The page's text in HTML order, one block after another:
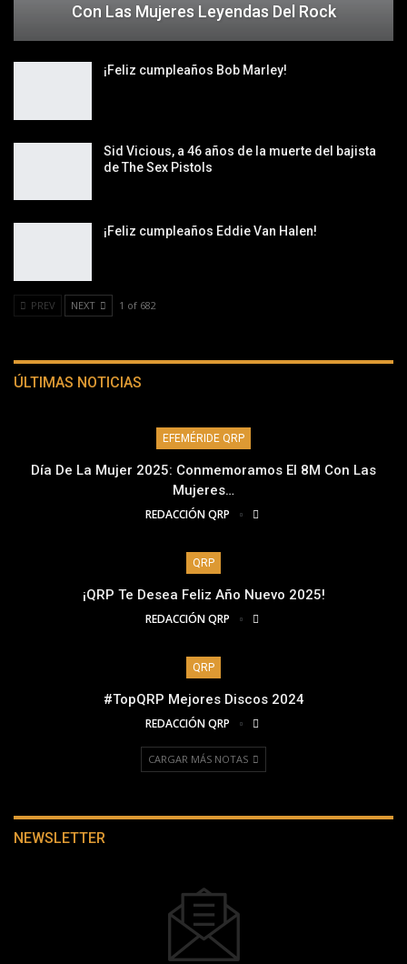
Con Las Mujeres Leyendas Del Rock
¡Feliz cumpleaños Bob Marley!
Sid Vicious, a 46 años de la muerte del bajista
de The Sex Pistols
¡Feliz cumpleaños Eddie Van Halen!
PREV NEXT 1 of 682
ÚLTIMAS NOTICIAS
EFEMÉRIDE QRP
Día De La Mujer 2025: Conmemoramos El 8M Con Las
Mujeres…
REDACCIÓN QRP
QRP
¡QRP Te Desea Feliz Año Nuevo 2025!
REDACCIÓN QRP
QRP
#TopQRP Mejores Discos 2024
REDACCIÓN QRP
CARGAR MÁS NOTAS
NEWSLETTER